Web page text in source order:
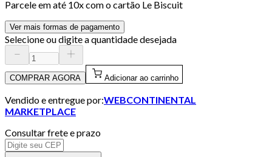
Parcele em até 10x com o cartão Le Biscuit
Ver mais formas de pagamento
Selecione ou digite a quantidade desejada
COMPRAR AGORA Adicionar ao carrinho
Vendido e entregue por:WEBCONTINENTAL
MARKETPLACE
Consultar frete e prazo